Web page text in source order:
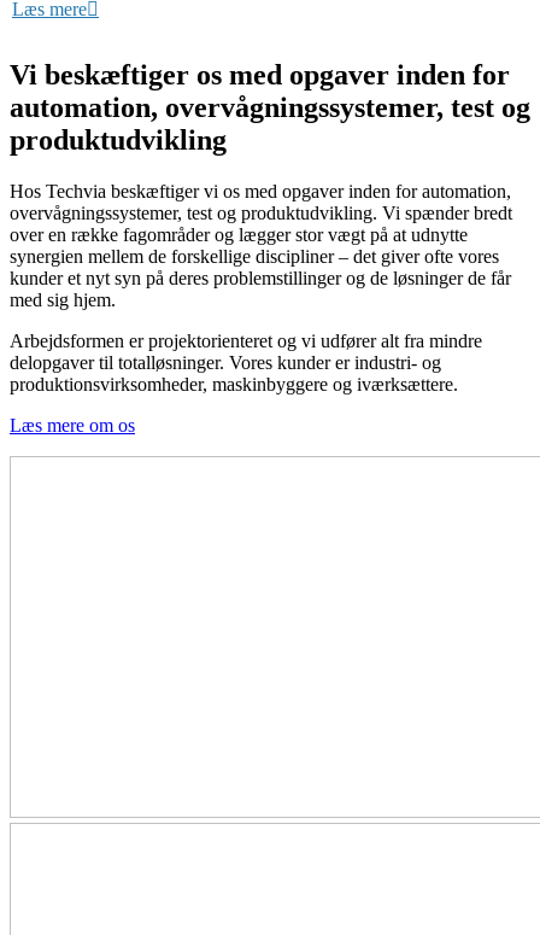
Læs mere
Vi beskæftiger os med opgaver inden for
automation, overvågningssystemer, test og
produktudvikling
Hos Techvia beskæftiger vi os med opgaver inden for automation,
overvågningssystemer, test og produktudvikling. Vi spænder bredt
over en række fagområder og lægger stor vægt på at udnytte
synergien mellem de forskellige discipliner – det giver ofte vores
kunder et nyt syn på deres problemstillinger og de løsninger de får
med sig hjem.
Arbejdsformen er projektorienteret og vi udfører alt fra mindre
delopgaver til totalløsninger. Vores kunder er industri- og
produktionsvirksomheder, maskinbyggere og iværksættere.
Læs mere om os